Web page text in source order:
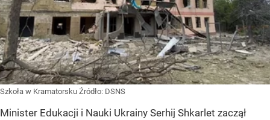
Szkoła w Kramatorsku Źródło: DSNS
Minister Edukacji i Nauki Ukrainy Serhij Shkarlet zaczął